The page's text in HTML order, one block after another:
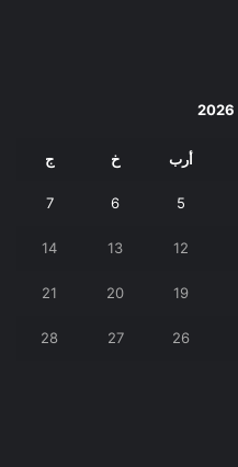
أرب خ ج
5
6
7
12
13
14
19
20
21
26
27
28